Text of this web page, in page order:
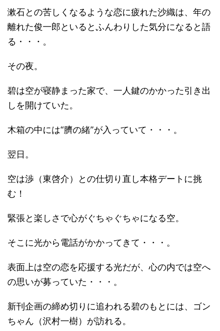
漱石との苦しくなるような恋に疲れた沙織は、年の
離れた俊一郎といるとふんわりした気分になると語
る・・・。
その夜。
碧は空が寝静まった家で、一人鍵のかかった引き出
しを開けていた。
木箱の中には“臍の緒”が入っていて・・・。
翌日。
空は渉（東啓介）との仕切り直し本格デートに挑
む！
緊張と楽しさで心がぐちゃぐちゃになる空。
そこに光から電話がかかってきて・・・。
表面上は空の恋を応援する光だが、心の内では空へ
の思いが募っていた・・・。
新刊企画の締め切りに追われる碧のもとには、ゴン
ちゃん（沢村一樹）が訪れる。